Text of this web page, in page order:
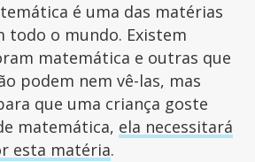
é uma das matérias
todo o mundo. Existem
matemática e outras que
podem nem vê-las, mas
que uma criança goste
matemática, ela necessitará
esta matéria.